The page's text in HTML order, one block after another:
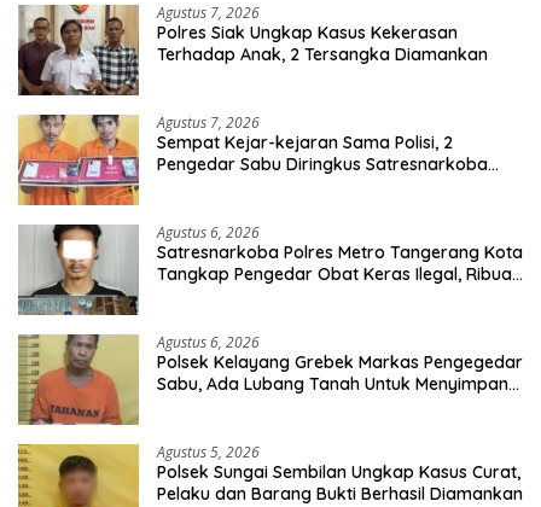
Agustus 7, 2026
Polres Siak Ungkap Kasus Kekerasan
Terhadap Anak, 2 Tersangka Diamankan
Agustus 7, 2026
Sempat Kejar-kejaran Sama Polisi, 2
Pengedar Sabu Diringkus Satresnarkoba
Agustus 6, 2026
Satresnarkoba Polres Metro Tangerang Kota
Tangkap Pengedar Obat Keras Ilegal, Ribuan
Agustus 6, 2026
Polsek Kelayang Grebek Markas Pengegedar
Sabu, Ada Lubang Tanah Untuk Menyimpan
Agustus 5, 2026
Polsek Sungai Sembilan Ungkap Kasus Curat,
Pelaku dan Barang Bukti Berhasil Diamankan